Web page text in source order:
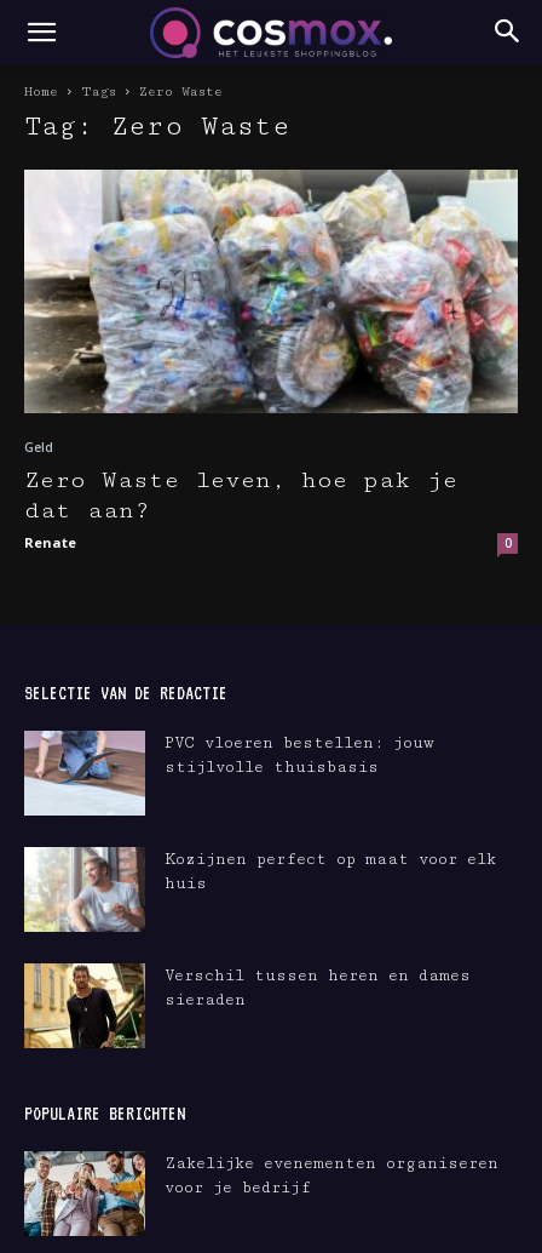
Home Tags Zero Waste
Tag: Zero Waste
Geld
Zero Waste leven, hoe pak je
dat aan?
Renate 0
SELECTIE VAN DE REDACTIE
PVC vloeren bestellen: jouw
stijlvolle thuisbasis
Kozijnen perfect op maat voor elk
huis
Verschil tussen heren en dames
sieraden
POPULAIRE BERICHTEN
Zakelijke evenementen organiseren
voor je bedrijf